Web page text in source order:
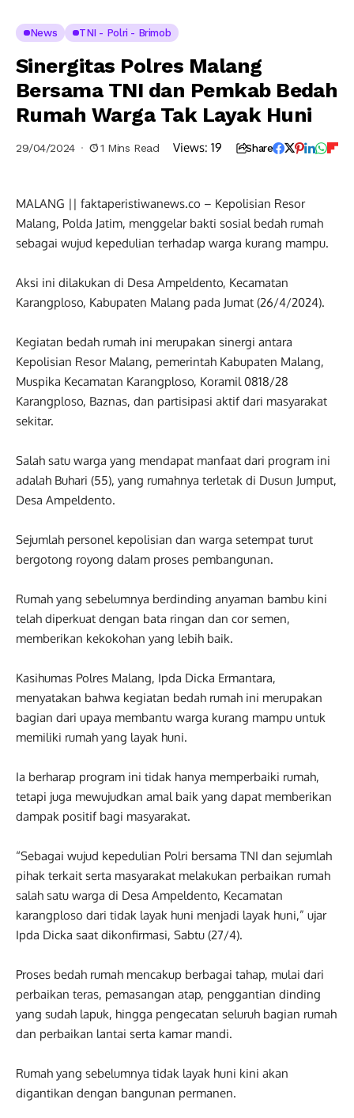
News TNI - Polri - Brimob
Sinergitas Polres Malang
Bersama TNI dan Pemkab Bedah
Rumah Warga Tak Layak Huni
29/04/2024 1 Mins Read Views: 19 Share
MALANG || faktaperistiwanews.co – Kepolisian Resor
Malang, Polda Jatim, menggelar bakti sosial bedah rumah
sebagai wujud kepedulian terhadap warga kurang mampu.
Aksi ini dilakukan di Desa Ampeldento, Kecamatan
Karangploso, Kabupaten Malang pada Jumat (26/4/2024).
Kegiatan bedah rumah ini merupakan sinergi antara
Kepolisian Resor Malang, pemerintah Kabupaten Malang,
Muspika Kecamatan Karangploso, Koramil 0818/28
Karangploso, Baznas, dan partisipasi aktif dari masyarakat
sekitar.
Salah satu warga yang mendapat manfaat dari program ini
adalah Buhari (55), yang rumahnya terletak di Dusun Jumput,
Desa Ampeldento.
Sejumlah personel kepolisian dan warga setempat turut
bergotong royong dalam proses pembangunan.
Rumah yang sebelumnya berdinding anyaman bambu kini
telah diperkuat dengan bata ringan dan cor semen,
memberikan kekokohan yang lebih baik.
Kasihumas Polres Malang, Ipda Dicka Ermantara,
menyatakan bahwa kegiatan bedah rumah ini merupakan
bagian dari upaya membantu warga kurang mampu untuk
memiliki rumah yang layak huni.
Ia berharap program ini tidak hanya memperbaiki rumah,
tetapi juga mewujudkan amal baik yang dapat memberikan
dampak positif bagi masyarakat.
“Sebagai wujud kepedulian Polri bersama TNI dan sejumlah
pihak terkait serta masyarakat melakukan perbaikan rumah
salah satu warga di Desa Ampeldento, Kecamatan
karangploso dari tidak layak huni menjadi layak huni,” ujar
Ipda Dicka saat dikonfirmasi, Sabtu (27/4).
Proses bedah rumah mencakup berbagai tahap, mulai dari
perbaikan teras, pemasangan atap, penggantian dinding
yang sudah lapuk, hingga pengecatan seluruh bagian rumah
dan perbaikan lantai serta kamar mandi.
Rumah yang sebelumnya tidak layak huni kini akan
digantikan dengan bangunan permanen.